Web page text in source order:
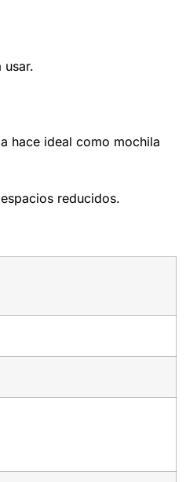
usar.
hace ideal como mochila
reducidos.